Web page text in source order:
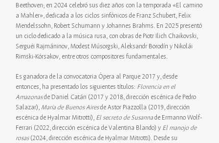
Beethoven; en 2024 celebró sus diez años con la temporada «El camino
a Mahler», dedicada a los ciclos sinfónicos de Franz Schubert, Felix
Mendelssohn, Robert Schumann y Johannes Brahms. En 2025 presentó
un ciclo dedicado a la música rusa, con obras de Piotr Ilich Chaikovski,
Serguéi Rajmáninov, Modest Músorgski, Aleksandr Borodín y Nikolái
Rimski-Kórsakov, entre otros compositores fundamentales.
Es ganadora de la convocatoria Ópera al Parque 2017 y, desde
entonces, ha presentado los siguientes títulos: Florencia en el
Amazonasde Daniel Catán (2017 y 2018, dirección escénica de Pedro
Salazar), María de Buenos Airesde Astor Piazzolla (2019, dirección
escénica de Hyalmar Mitrotti), El secreto de Susannade Ermanno Wolf-
Ferrari (2022, dirección escénica de Valentina Blando) y El manojo de
rosas(2024, dirección escénica de Hyalmar Mitrotti). Desde su